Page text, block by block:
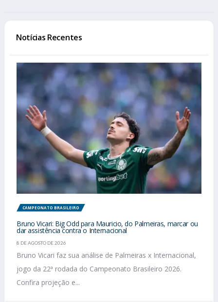
Notícias Recentes
CAMPEONATO BRASILEIRO
Bruno Vicari: Big Odd para Mauricio, do Palmeiras, marcar ou
dar assistência contra o Internacional
8 DE AGOSTO DE 2026
Bruno Vicari faz sua análise de Palmeiras x Internacional,
jogo da 22ª rodada do Campeonato Brasileiro 2026.
Confira projeção e...